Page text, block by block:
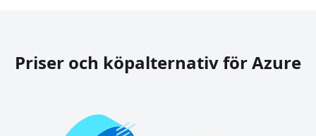
Priser och köpalternativ för Azure